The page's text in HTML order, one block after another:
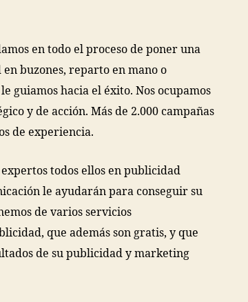
en todo el proceso de poner una
buzones, reparto en mano o
guiamos hacia el éxito. Nos ocupamos
y de acción. Más de 2.000 campañas
de experiencia.
todos ellos en publicidad
le ayudarán para conseguir su
de varios servicios
que además son gratis, y que
de su publicidad y marketing